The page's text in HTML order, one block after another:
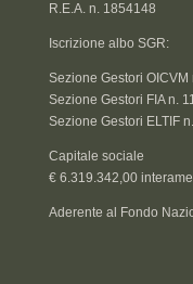
R.E.A. n. 1854148
Iscrizione albo SGR:
Sezione Gestori OICVM
Sezione Gestori FIA n.
Sezione Gestori ELTIF
Capitale sociale
€ 6.319.342,00
Aderente al Fondo